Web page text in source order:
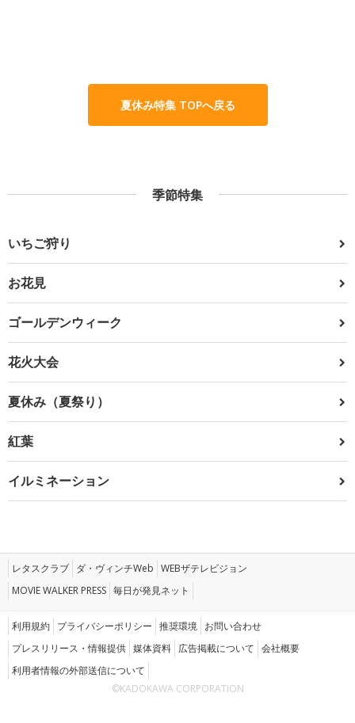
夏休み特集 TOPへ戻る
季節特集
いちご狩り
お花見
ゴールデンウィーク
花火大会
夏休み（夏祭り）
紅葉
イルミネーション
レタスクラブ ダ・ヴィンチWeb WEBザテレビジョン
MOVIE WALKER PRESS 毎日が発見ネット
利用規約 プライバシーポリシー 推奨環境 お問い合わせ
プレスリリース・情報提供 媒体資料 広告掲載について 会社概要
利用者情報の外部送信について
©KADOKAWA CORPORATION